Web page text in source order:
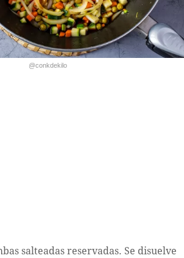
@conkdekilo
salteadas reservadas. Se disuelve